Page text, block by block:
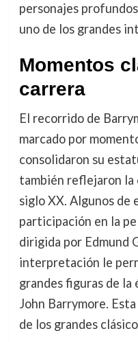
personajes
uno de los grandes
Momentos
carrera
El recorrido de
marcado por
consolidaron su
también reflejaron la
siglo XX. Algunos de
participación en la
dirigida por Edmund
interpretación le
grandes figuras de la
John Barrymore.
de los grandes